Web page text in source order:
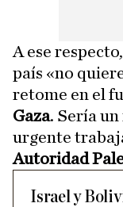
A ese respecto,
país «no
retome en el
Gaza. Sería
urgente
Autoridad
Israel y